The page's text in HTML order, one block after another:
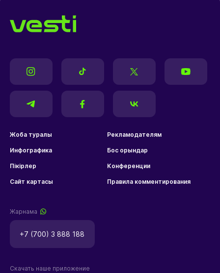
Жоба туралы Рекламодателям
Инфографика Бос орындар
Пікірлер Конференции
Сайт картасы Правила комментирования
Жарнама
+7 (700) 3 888 188
Скачать наше приложение